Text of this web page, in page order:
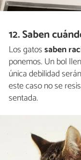
12. Saben
Los gatossaben
ponemos. Un bol
única debilidad
este caso no se
sentada.